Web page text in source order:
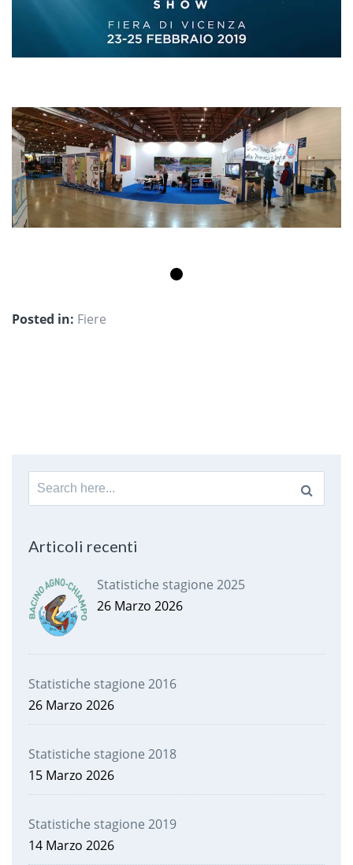
Posted in: Fiere
Search
for:
Articoli recenti
Statistiche stagione 2025
26 Marzo 2026
Statistiche stagione 2016
26 Marzo 2026
Statistiche stagione 2018
15 Marzo 2026
Statistiche stagione 2019
14 Marzo 2026